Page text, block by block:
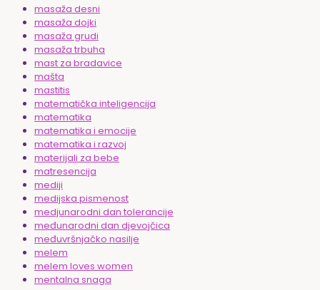
masaža desni
masaža dojki
masaža grudi
masaža trbuha
mast za bradavice
mašta
mastitis
matematička inteligencija
matematika
matematika i emocije
matematika i razvoj
materijali za bebe
matresencija
mediji
medijska pismenost
medjunarodni dan tolerancije
međunarodni dan djevojčica
međuvršnjačko nasilje
melem
melem loves women
mentalna snaga